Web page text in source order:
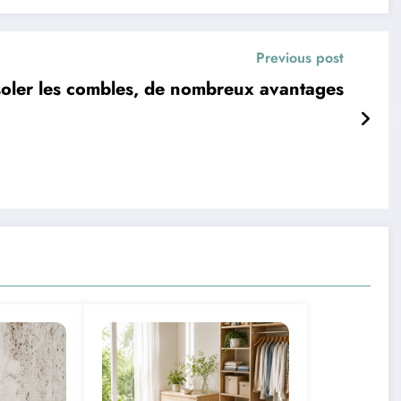
Previous post
les combles, de nombreux avantages